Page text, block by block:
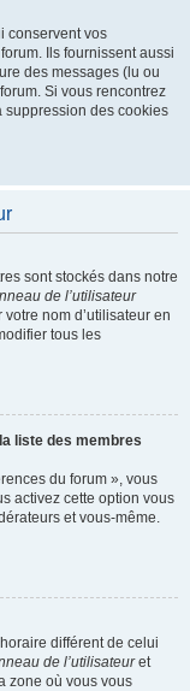
conservent vos
Ils fournissent aussi
des messages (lu ou
Si vous rencontrez
des cookies
sont stockés dans notre
de l’utilisateur
nom d’utilisateur en
tous les
liste des membres
du forum », vous
activez cette option vous
et vous-même.
différent de celui
de l’utilisateuret
zone où vous vous